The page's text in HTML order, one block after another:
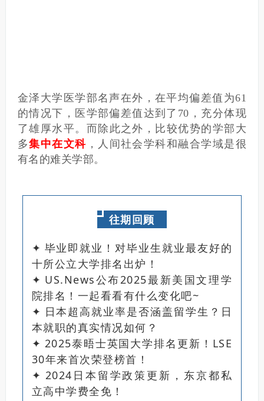
金泽大学医学部名声在外，在平均偏差值为61
的情况下，医学部偏差值达到了70，充分体现
了雄厚水平。 而除此之外，比较优势的学部大
多集中在文科 ，人间社会学科和融合学域是很
有名的难关学部。
往期回顾
✦ 毕业即就业！对毕业生就业最友好的
十所公立大学排名出炉！
✦ US.News公布2025最新美国文理学
院排名！一起看看有什么变化吧~
✦ 日本超高就业率是否涵盖留学生？日
本就职的真实情况如何？
✦ 2025泰晤士英国大学排名更新！LSE
30年来首次荣登榜首！
✦ 2024日本留学政策更新，东京都私
立高中学费全免！